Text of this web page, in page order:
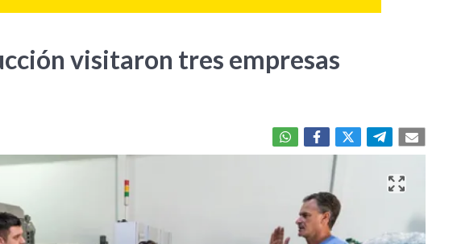
visitaron tres empresas